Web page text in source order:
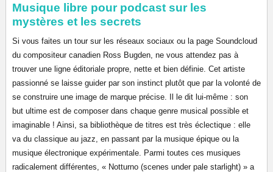
Musique libre pour podcast sur les
mystères et les secrets
Si vous faites un tour sur les réseaux sociaux ou la page Soundcloud
du compositeur canadien Ross Bugden, ne vous attendez pas à
trouver une ligne éditoriale propre, nette et bien définie. Cet artiste
passionné se laisse guider par son instinct plutôt que par la volonté de
se construire une image de marque précise. Il le dit lui-même : son
but ultime est de composer dans chaque genre musical possible et
imaginable ! Ainsi, sa bibliothèque de titres est très éclectique : elle
va du classique au jazz, en passant par la musique épique ou la
musique électronique expérimentale. Parmi toutes ces musiques
radicalement différentes, « Notturno (scenes under pale starlight) » a